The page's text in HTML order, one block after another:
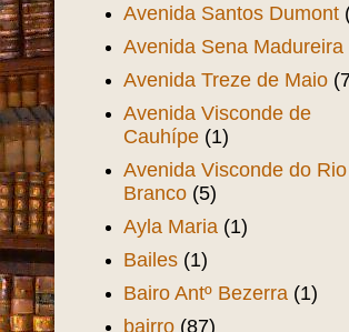
Avenida Santos Dumont
Avenida Sena Madureira
Avenida Treze de Maio
Avenida Visconde de
Cauhípe (1)
Avenida Visconde do Rio
Branco (5)
Ayla Maria (1)
Bailes (1)
Bairo Antº Bezerra (1)
bairro (87)